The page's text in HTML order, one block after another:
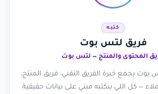
كتبه
فريق لتس بوت
المحتوى والمنتج — لتس بوت
يجمع خبرة الفريق التقني، فريق المنتج،
— كل اللي بنكتبه مبني على بيانات حقيقية